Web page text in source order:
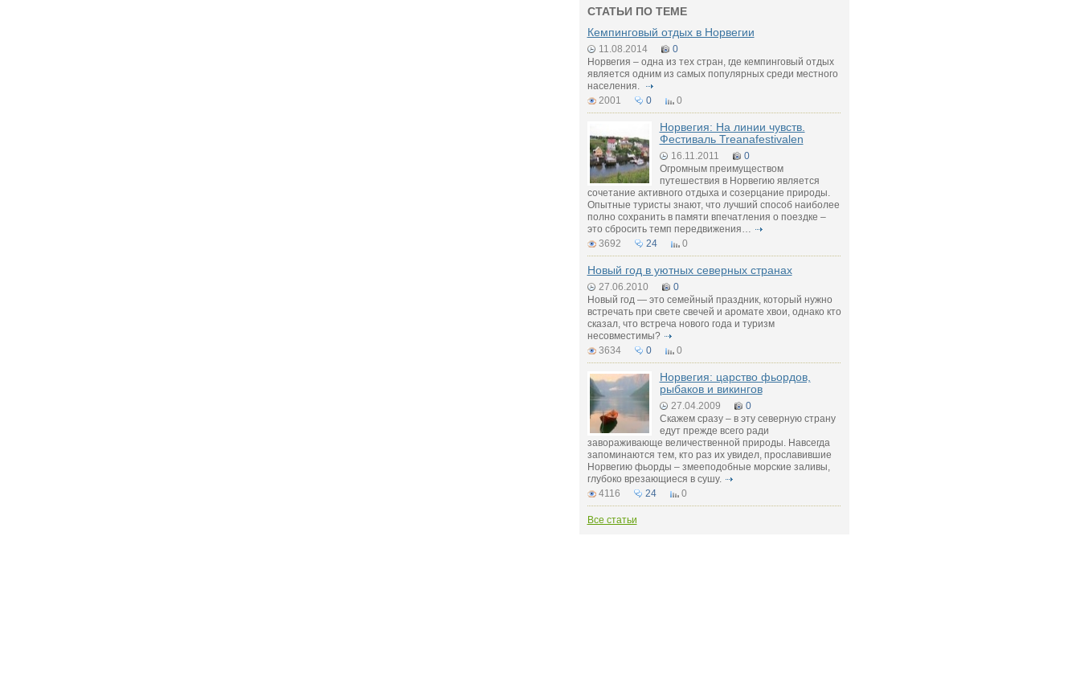
СТАТЬИ ПО ТЕМЕ
Кемпинговый отдых в Норвегии
11.08.2014
0
Норвегия – одна из тех стран, где кемпинговый отдых
является одним из самых популярных среди местного
населения.
2001
0 0
Норвегия: На линии чувств.
Фестиваль Treanafestivalen
16.11.2011
0
Огромным преимуществом
путешествия в Норвегию является
сочетание активного отдыха и созерцание природы.
Опытные туристы знают, что лучший способ наиболее
полно сохранить в памяти впечатления о поездке –
это сбросить темп передвижения…
3692
24 0
Новый год в уютных северных странах
27.06.2010
0
Новый год — это семейный праздник, который нужно
встречать при свете свечей и аромате хвои, однако кто
сказал, что встреча нового года и туризм
несовместимы?
3634
0 0
Норвегия: царство фьордов,
рыбаков и викингов
27.04.2009
0
Скажем сразу – в эту северную страну
едут прежде всего ради
завораживающе величественной природы. Навсегда
запоминаются тем, кто раз их увидел, прославившие
Норвегию фьорды – змееподобные морские заливы,
глубоко врезающиеся в сушу.
4116
24 0
Все статьи